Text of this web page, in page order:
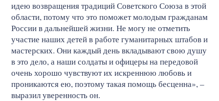
идею возвращения традиций Советского Союза в этой
области, потому что это поможет молодым гражданам
России в дальнейшей жизни. Не могу не отметить
участие наших детей в работе гуманитарных штабов и
мастерских. Они каждый день вкладывают свою душу
в это дело, а наши солдаты и офицеры на передовой
очень хорошо чувствуют их искреннюю любовь и
проникаются ею, поэтому такая помощь бесценна», –
выразил уверенность он.